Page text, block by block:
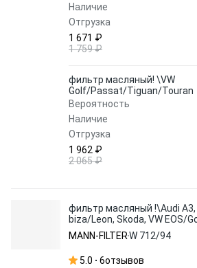
Наличие
Отгрузка
1 671 ₽
1 759 ₽
фильтр масляный! \VW
Golf/Passat/Tiguan/Touran
Вероятность
Наличие
Отгрузка
1 962 ₽
2 065 ₽
фильтр масляный !\Audi
biza/Leon, Skoda, VW EOS/
1.4TSI 07>
MANN-FILTERW 712/94
5.0 6отзывов